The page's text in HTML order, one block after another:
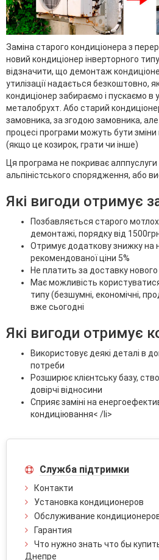
Заміна старого кондиціонера з
новий кондиціонер інверторного
відзначити, що демонтаж
утилізації надається безкоштовно,
кондиціонер забираємо і пускаємо в
металобрухт. Або старий
замовника, за згодою замовника,
процесі програми можуть бути зміни
(якщо це козирок, грати чи інше)
Ця програма не покриває
альпіністського спорядження, або
Які вигоди отримує
Позбавляється старого
демонтажі, порядку від
Отримує додаткову знижку на
рекомендованої ціни 5%
Не платить за доставку
Має можливість
типу (безшумні, економічні,
вже сьогодні
Які вигоди отримує
Використовує деякі деталі в
потреби
Розширює клієнтську базу,
довірчі відносини
Сприяє заміні на
кондиціювання< /li>
Служба підтримки
Контакти
Установка кондиционеров
Обслуживание
Гарантия
Что нужно знать что бы
Днепре